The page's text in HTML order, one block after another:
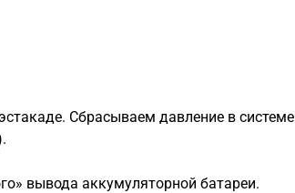
Сбрасываем давле­ние в системе
вывода аккумуляторной батареи.